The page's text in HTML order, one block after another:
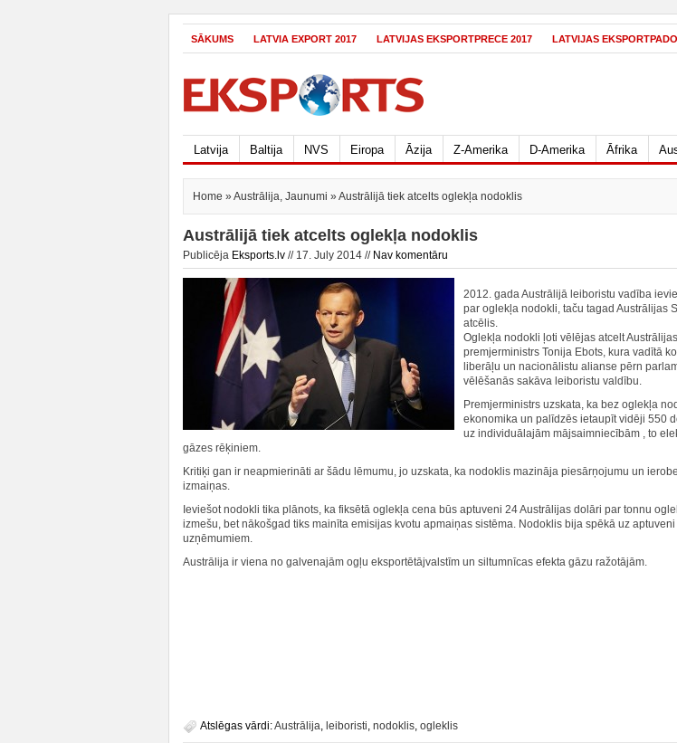
SĀKUMS LATVIA EXPORT 2017 LATVIJAS EKSPORTPRECE 2017 LATVIJAS
Latvija Baltija NVS Eiropa Āzija Z-Amerika D-Amerika Āfrika
Home »Austrālija, Jaunumi » Austrālijā tiek atcelts oglekļa nodoklis
Austrālijā tiek atcelts oglekļa nodoklis
Publicēja Eksports.lv // 17. July 2014 // Nav komentāru
2012. gada Austrālijā leiboristu vadība
par oglekļa nodokli, taču tagad Austrālijas
atcēlis.
Oglekļa nodokli ļoti vēlējas atcelt Austrālijas
premjerministrs Tonija Ebots, kura vadītā
liberāļu un nacionālistu alianse pērn
vēlēšanās sakāva leiboristu valdību.
Premjerministrs uzskata, ka bez oglekļa
ekonomika un palīdzēs ietaupīt vidēji 550
uz individuālajām mājsaimniecībām , to
gāzes rēķiniem.
Kritiķi gan ir neapmierināti ar šādu lēmumu, jo uzskata, ka nodoklis mazināja piesārņojumu un
izmaiņas.
Ieviešot nodokli tika plānots, ka fiksētā oglekļa cena būs aptuveni 24 Austrālijas dolāri par tonnu
izmešu, bet nākošgad tiks mainīta emisijas kvotu apmaiņas sistēma. Nodoklis bija spēkā uz
uzņēmumiem.
Austrālija ir viena no galvenajām ogļu eksportētājvalstīm un siltumnīcas efekta gāzu ražotājām.
Atslēgas vārdi:Austrālija, leiboristi, nodoklis, ogleklis